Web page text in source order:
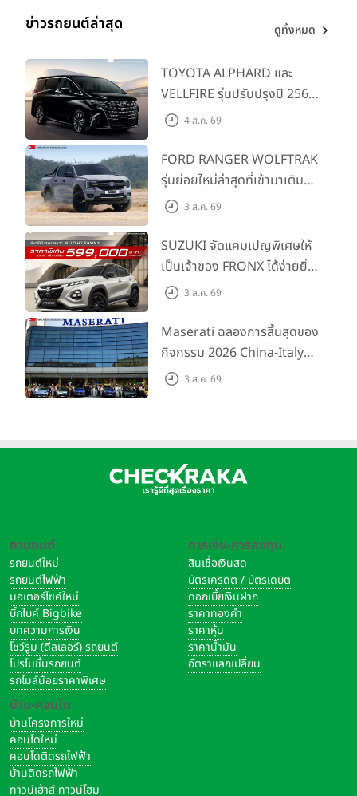
ข่าวรถยนต์ล่าสุด ดูทั้งหมด
TOYOTA ALPHARD และ
VELLFIRE รุ่นปรับปรุงปี 2569
พร้อมรุ่นย่อยใหม่ HEV
4 ส.ค. 69
FORD RANGER WOLFTRAK
รุ่นย่อยใหม่ล่าสุดที่เข้ามาเติม
เต็มไลน์อัป พร้อมตอบโจทย์ทุก
พร้อมลุย ด้วยราคาพิเศษเริ่ม
ต้นที่ 9.49 แสนบาท
3 ส.ค. 69
SUZUKI จัดแคมเปญพิเศษให้
เป็นเจ้าของ FRONX ได้ง่ายยิ่ง
ขึ้นสำหรับรุ่น GL ราคาพิเศษ
200 คัน พร้อมข้อเสนอสุดคุ้ม
3 ส.ค. 69
Maserati ฉลองการสิ้นสุดของ
กิจกรรม 2026 China-Italy
Grand Tour ณ สำนักงาน
3 ส.ค. 69
ยานยนต์
รถยนต์ใหม่
รถยนต์ไฟฟ้า
มอเตอร์ไซค์ใหม่
บิ๊กไบค์ Bigbike
บทความการเงิน
โชว์รูม (ดีลเลอร์) รถยนต์
โปรโมชั่นรถยนต์
รถไมล์น้อยราคาพิเศษ
บ้าน-คอนโด
บ้านโครงการใหม่
คอนโดใหม่
คอนโดติดรถไฟฟ้า
บ้านติดรถไฟฟ้า
ทาวน์เฮ้าส์ ทาวน์โฮม
การเงิน-การลงทุน
สินเชื่อเงินสด
บัตรเครดิต / บัตรเดบิต
ดอกเบี้ยเงินฝาก
ราคาทองคำ
ราคาหุ้น
ราคาน้ำมัน
อัตราแลกเปลี่ยน